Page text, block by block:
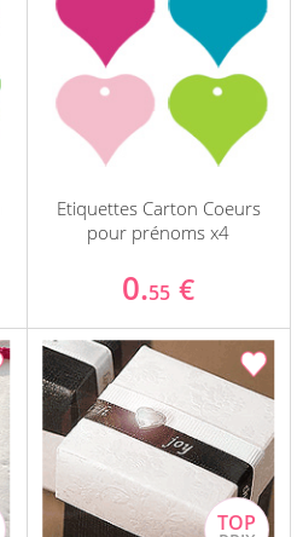
Etiquettes Carton Coeurs
pour prénoms x4
0.55 €